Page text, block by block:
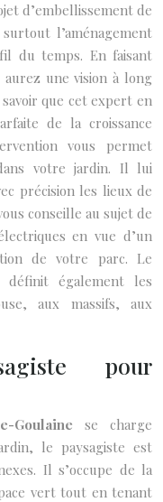
d’embellissement de
l’aménagement
du temps. En faisant
une vision à long
que cet expert en
de la croissance
vous permet
votre jardin. Il lui
précision les lieux de
conseille au sujet de
en vue d’un
de votre parc. Le
définit également les
aux massifs, aux
pour
Goulaine se charge
le paysagiste est
Il s’occupe de la
vert tout en tenant